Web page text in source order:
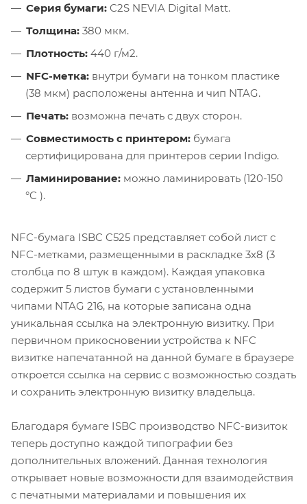
Серия бумаги: C2S NEVIA Digital Matt.
Толщина: 380 мкм.
Плотность: 440 г/м2.
NFC-метка: внутри бумаги на тонком пластике
(38 мкм) расположены антенна и чип NTAG.
Печать: возможна печать с двух сторон.
Совместимость с принтером: бумага
сертифицирована для принтеров серии Indigo.
Ламинирование: можно ламинировать (120-150
°C ).
NFC-бумага ISBC C525 представляет собой лист с
NFC-метками, размещенными в раскладке 3х8 (3
столбца по 8 штук в каждом). Каждая упаковка
содержит 5 листов бумаги с установленными
чипами NTAG 216, на которые записана одна
уникальная ссылка на электронную визитку. При
первичном прикосновении устройства к NFC
визитке напечатанной на данной бумаге в браузере
откроется ссылка на сервис с возможностью создать
и сохранить электронную визитку владельца.
Благодаря бумаге ISBC производство NFC-визиток
теперь доступно каждой типографии без
дополнительных вложений. Данная технология
открывает новые возможности для взаимодействия
с печатными материалами и повышения их